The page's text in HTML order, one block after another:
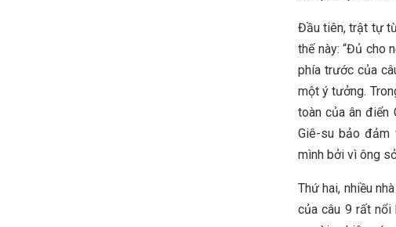
Đầu tiên, trật tự
thế này: “Đủ cho
phía trước của
một ý tưởng.
toàn của ân điển
Giê-su bảo đảm
mình bởi vì ông
Thứ hai, nhiều
của câu 9 rất nổi